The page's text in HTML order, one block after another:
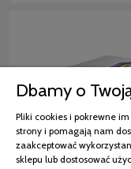
Materac Curem
Dbamy o
Pliki cookies i pokrewne
strony i pomagają nam
zaakceptować
sklepu lub dostosować